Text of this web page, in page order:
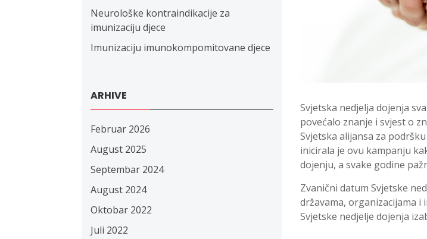
Svjetska nedjelja dojenja
povećalo znanje i svjest o
Svjetska alijansa za
inicirala je ovu kampanju
dojenju, a svake godine
Zvanični datum Svjetske
državama, organizacijama
Svjetske nedjelje dojenja
Neurološke kontraindikacije za
imunizaciju djece
Imunizaciju imunokompomitovane djece
ARHIVE
Februar 2026
August 2025
Septembar 2024
August 2024
Oktobar 2022
Juli 2022